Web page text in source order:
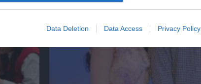
Data Deletion Data Access Privacy Policy